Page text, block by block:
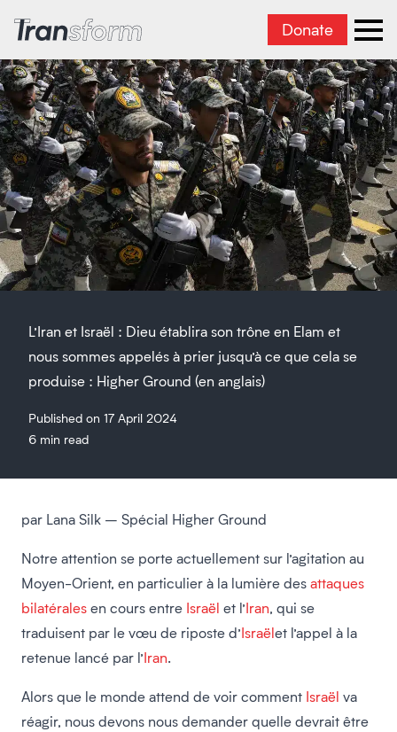
Transform Iran Donate
L’Iran et Israël : Dieu établira son trône en Elam et
nous sommes appelés à prier jusqu’à ce que cela se
produise : Higher Ground (en anglais)
Published on 17 April 2024
6 min read
par Lana Silk – Spécial Higher Ground
Notre attention se porte actuellement sur l’agitation au
Moyen-Orient, en particulier à la lumière desattaques
bilatéralesen cours entre Israël et l’Iran, qui se
traduisent par le vœu de riposte d’Israëlet l’appel à la
retenue lancé par l’Iran.
Alors que le monde attend de voir comment Israël va
réagir, nous devons nous demander quelle devrait être